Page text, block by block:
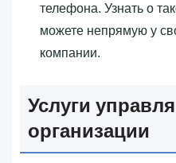
телефона. Узнать о
можете непрямую у
компании.
Услуги
организации